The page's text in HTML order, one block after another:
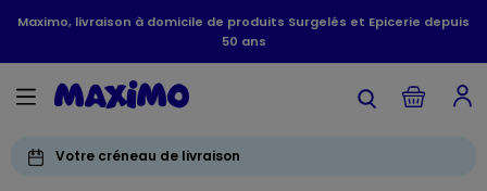
Maximo, livraison à domicile de produits Surgelés et Epicerie depuis
50 ans
Votre créneau de livraison